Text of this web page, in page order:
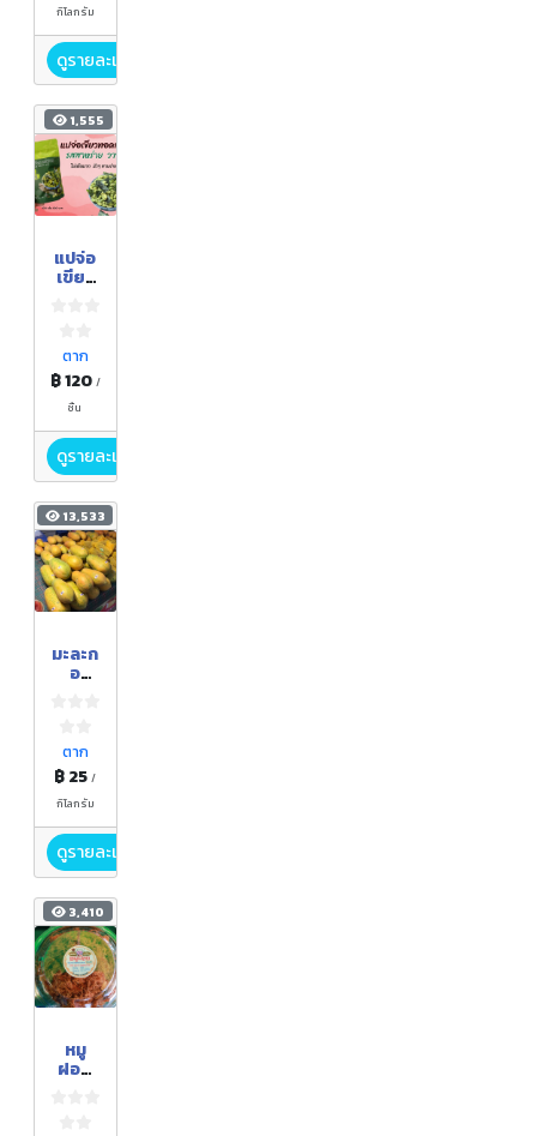
กิโลกรัม
ดูรายละเอียด
1,555
แปจ่อ
เขียว
บิ
ตาก
฿ 120 /
ชิ้น
ดูรายละเอียด
13,533
มะละก
อ
ตาก
฿ 25/
กิโลกรัม
ดูรายละเอียด
3,410
หมู
ฝอย